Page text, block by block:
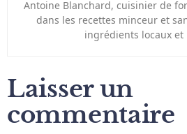
Antoine Blanchard, cuisinier de
dans les recettes minceur et
ingrédients locaux et
Laisser un
commentaire